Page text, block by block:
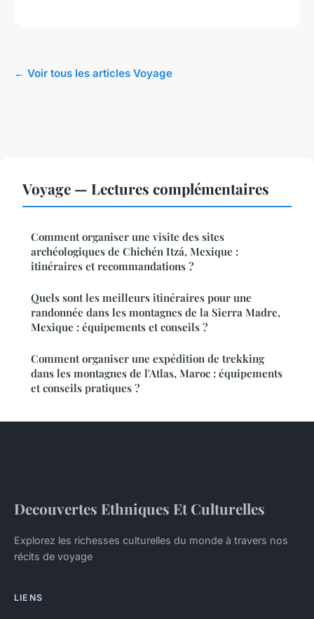
← Voir tous les articles Voyage
Voyage — Lectures complémentaires
Comment organiser une visite des sites
archéologiques de Chichén Itzá, Mexique :
itinéraires et recommandations ?
Quels sont les meilleurs itinéraires pour une
randonnée dans les montagnes de la Sierra Madre,
Mexique : équipements et conseils ?
Comment organiser une expédition de trekking
dans les montagnes de l'Atlas, Maroc : équipements
et conseils pratiques ?
Decouvertes Ethniques Et Culturelles
Explorez les richesses culturelles du monde à travers nos
récits de voyage
LIENS